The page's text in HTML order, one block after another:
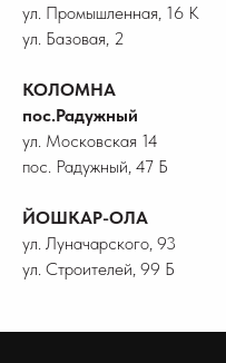
ул. Промышленная, 16 К
ул. Базовая, 2
КОЛОМНА
пос.Радужный
ул. Московская 14
пос. Радужный, 47 Б
ЙОШКАР-ОЛА
ул. Луначарского, 93
ул. Строителей, 99 Б